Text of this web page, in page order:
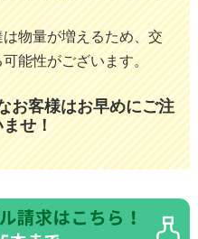
物量が増えるため、交
能性がございます。
お客様はお早めにご注
せ！